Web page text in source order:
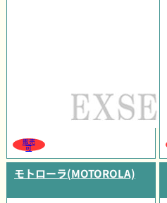
販売
可
モトローラ(MOTOROLA)